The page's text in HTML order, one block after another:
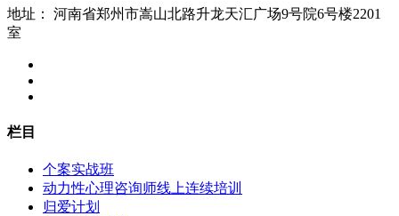
地址：
河南省郑州市嵩山北路升龙天汇广场9号院6号楼2201
室
栏目
个案实战班
动力性心理咨询师线上连续培训
归爱计划